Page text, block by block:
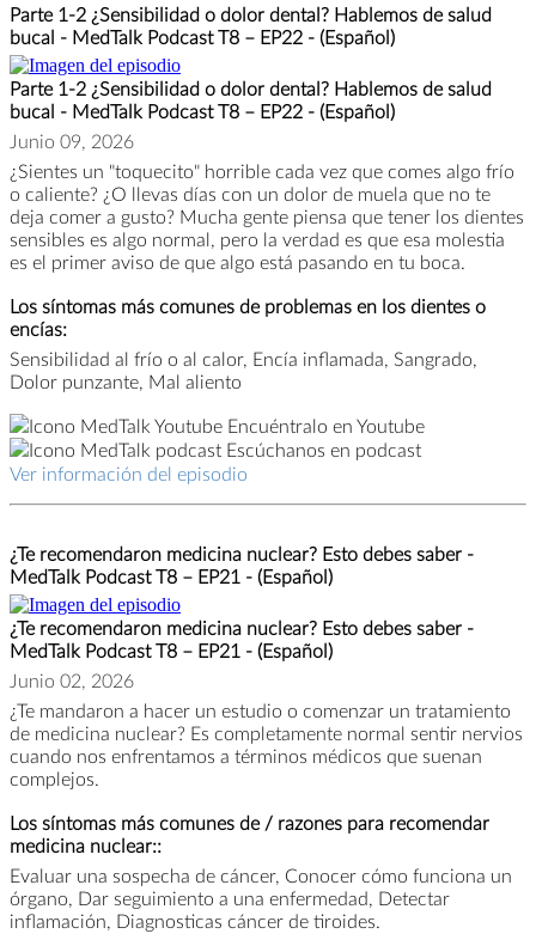
Parte 1-2 ¿Sensibilidad o dolor dental? Hablemos de salud
bucal - MedTalk Podcast T8 – EP22 - (Español)
Parte 1-2 ¿Sensibilidad o dolor dental? Hablemos de salud
bucal - MedTalk Podcast T8 – EP22 - (Español)
Junio 09, 2026
¿Sientes un "toquecito" horrible cada vez que comes algo frío
o caliente? ¿O llevas días con un dolor de muela que no te
deja comer a gusto? Mucha gente piensa que tener los dientes
sensibles es algo normal, pero la verdad es que esa molestia
es el primer aviso de que algo está pasando en tu boca.
Los síntomas más comunes de problemas en los dientes o
encías:
Sensibilidad al frío o al calor, Encía inflamada, Sangrado,
Dolor punzante, Mal aliento
Encuéntralo en Youtube
Escúchanos en podcast
Ver información del episodio
¿Te recomendaron medicina nuclear? Esto debes saber -
MedTalk Podcast T8 – EP21 - (Español)
¿Te recomendaron medicina nuclear? Esto debes saber -
MedTalk Podcast T8 – EP21 - (Español)
Junio 02, 2026
¿Te mandaron a hacer un estudio o comenzar un tratamiento
de medicina nuclear? Es completamente normal sentir nervios
cuando nos enfrentamos a términos médicos que suenan
complejos.
Los síntomas más comunes de / razones para recomendar
medicina nuclear::
Evaluar una sospecha de cáncer, Conocer cómo funciona un
órgano, Dar seguimiento a una enfermedad, Detectar
inflamación, Diagnosticas cáncer de tiroides.